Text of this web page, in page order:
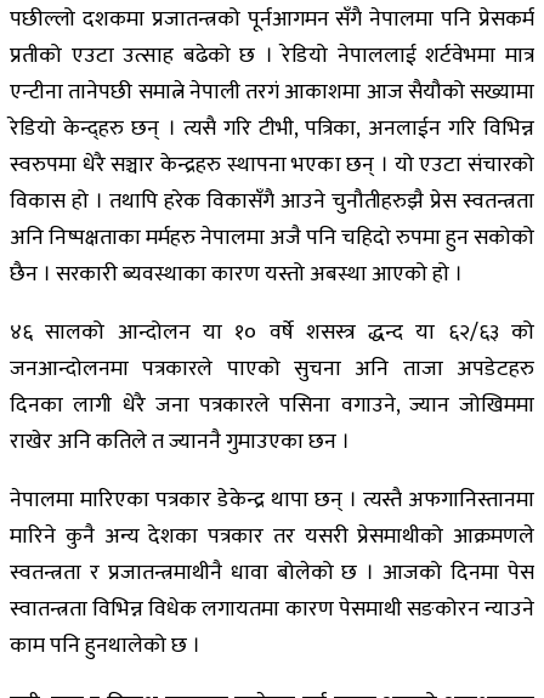
पछील्लो दशकमा प्रजातन्त्रको पूर्नआगमन सँगै नेपालमा पनि प्रेसकर्म
प्रतीको एउटा उत्साह बढेको छ । रेडियो नेपाललाई शर्टवेभमा मात्र
एन्टीना तानेपछी समात्ने नेपाली तरगं आकाशमा आज सैयौको सख्यामा
रेडियो केन्द्हरु छन् । त्यसै गरि टीभी, पत्रिका, अनलाईन गरि विभिन्न
स्वरुपमा धेरै सञ्चार केन्द्रहरु स्थापना भएका छन् । यो एउटा संचारको
विकास हो । तथापि हरेक विकासँगै आउने चुनौतीहरुझै प्रेस स्वतन्त्रता
अनि निष्पक्षताका मर्महरु नेपालमा अजै पनि चहिदो रुपमा हुन सकोको
छैन । सरकारी ब्यवस्थाका कारण यस्तो अबस्था आएको हो ।
४६ सालको आन्दोलन या १० वर्षे शसस्त्र द्धन्द या ६२/६३ को
जनआन्दोलनमा पत्रकारले पाएको सुचना अनि ताजा अपडेटहरु
दिनका लागी धेरै जना पत्रकारले पसिना वगाउने, ज्यान जोखिममा
राखेर अनि कतिले त ज्याननै गुमाउएका छन ।
नेपालमा मारिएका पत्रकार डेकेन्द्र थापा छन् । त्यस्तै अफगानिस्तानमा
मारिने कुनै अन्य देशका पत्रकार तर यसरी प्रेसमाथीको आक्रमणले
स्वतन्त्रता र प्रजातन्त्रमाथीनै धावा बोलेको छ । आजको दिनमा पेस
स्वातन्त्रता विभिन्न विधेक लगायतमा कारण पेसमाथी सङकोरन न्याउने
काम पनि हुनथालेको छ ।